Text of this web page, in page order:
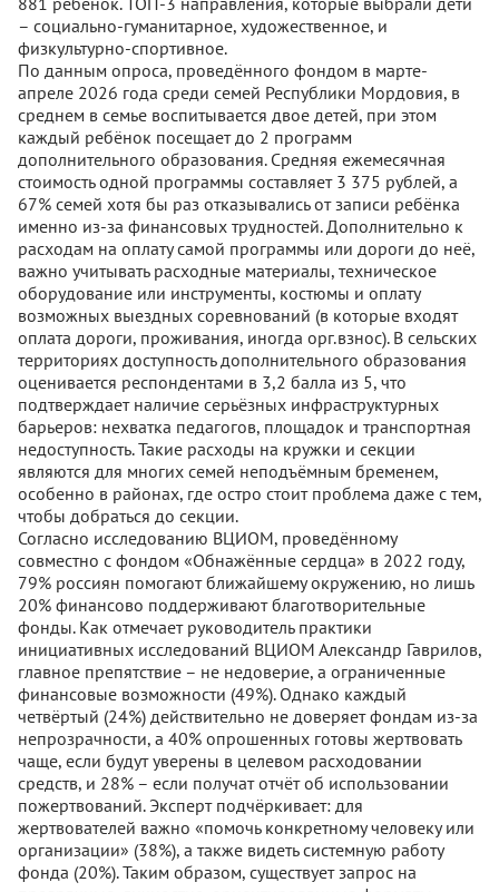
– социально-гуманитарное, художественное, и
физкультурно-спортивное.
По данным опроса, проведённого фондом в марте-
апреле 2026 года среди семей Республики Мордовия, в
среднем в семье воспитывается двое детей, при этом
каждый ребёнок посещает до 2 программ
дополнительного образования. Средняя ежемесячная
стоимость одной программы составляет 3 375 рублей, а
67% семей хотя бы раз отказывались от записи ребёнка
именно из-за финансовых трудностей. Дополнительно к
расходам на оплату самой программы или дороги до неё,
важно учитывать расходные материалы, техническое
оборудование или инструменты, костюмы и оплату
возможных выездных соревнований (в которые входят
оплата дороги, проживания, иногда орг.взнос). В сельских
территориях доступность дополнительного образования
оценивается респондентами в 3,2 балла из 5, что
подтверждает наличие серьёзных инфраструктурных
барьеров: нехватка педагогов, площадок и транспортная
недоступность. Такие расходы на кружки и секции
являются для многих семей неподъёмным бременем,
особенно в районах, где остро стоит проблема даже с тем,
чтобы добраться до секции.
Согласно исследованию ВЦИОМ, проведённому
совместно с фондом «Обнажённые сердца» в 2022 году,
79% россиян помогают ближайшему окружению, но лишь
20% финансово поддерживают благотворительные
фонды. Как отмечает руководитель практики
инициативных исследований ВЦИОМ Александр Гаврилов,
главное препятствие – не недоверие, а ограниченные
финансовые возможности (49%). Однако каждый
четвёртый (24%) действительно не доверяет фондам из-за
непрозрачности, а 40% опрошенных готовы жертвовать
чаще, если будут уверены в целевом расходовании
средств, и 28% – если получат отчёт об использовании
пожертвований. Эксперт подчёркивает: для
жертвователей важно «помочь конкретному человеку или
организации» (38%), а также видеть системную работу
фонда (20%). Таким образом, существует запрос на